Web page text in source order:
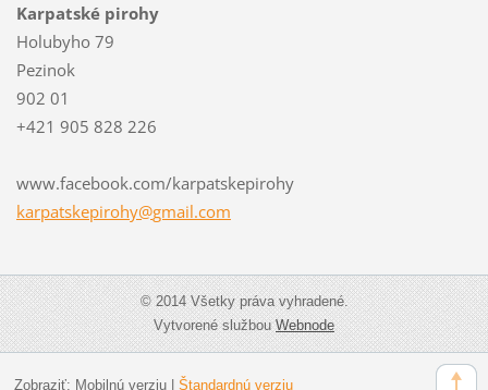
Karpatské pirohy
Holubyho 79
Pezinok
902 01
+421 905 828 226
www.facebook.com/karpatskepirohy
karpatskepirohy@gmail.com
© 2014 Všetky práva vyhradené.
Vytvorené službouWebnode
Zobraziť: Mobilnú verziu| Štandardnú verziu